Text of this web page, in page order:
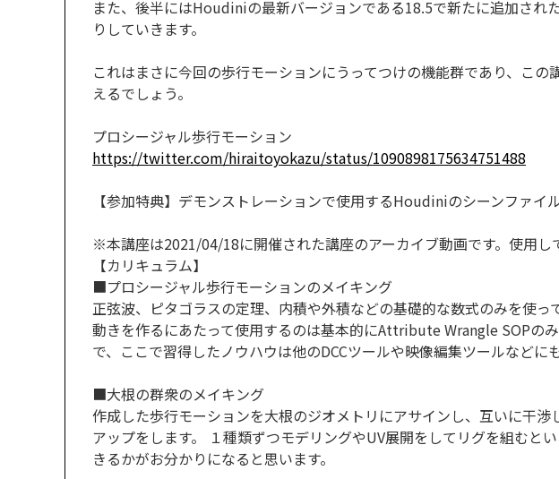
また、後半にはHoudiniの最新バージョンである18.5で新たに追加さ
りしていきます。
これはまさに今回の歩行モーションにうってつけの機能群であり、こ
えるでしょう。
プロシージャル歩行モーション
https://twitter.com/hiraitoyokazu/status/1090898175634751488
【参加特典】デモンストレーションで使用するHoudiniのシーンファイ
※本講座は2021/04/18に開催された講座のアーカイブ動画です。使用し
【カリキュラム】
■プロシージャル歩行モーションのメイキング
正弦波、ピタゴラスの定理、内積や外積などの基礎的な数式のみを使
動きを作るにあたって使用するのは基本的にAttribute Wrangle SOPの
で、ここで習得したノウハウは他のDCCツールや映像編集ツールなどに
■大根の群衆のメイキング
作成した歩行モーションを大根のジオメトリにアサインし、互いに干
アップをします。 １種類ずつモデリングやUV展開をしてリグを組む
きるかがお分かりになると思います。